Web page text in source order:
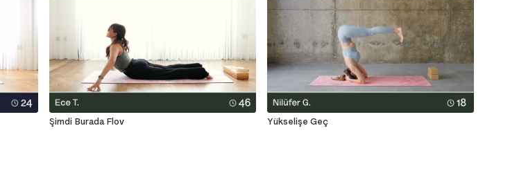
Şimdi Burada Flov Yükselişe Geç